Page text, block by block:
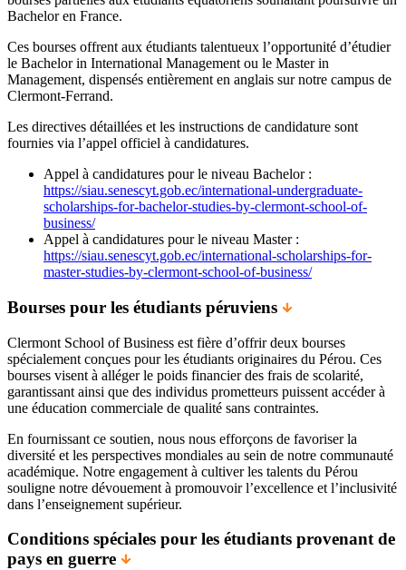
Bachelor en France.
Ces bourses offrent aux étudiants talentueux l’opportunité d’étudier
le Bachelor in International Management ou le Master in
Management, dispensés entièrement en anglais sur notre campus de
Clermont-Ferrand.
Les directives détaillées et les instructions de candidature sont
fournies via l’appel officiel à candidatures.
Appel à candidatures pour le niveau Bachelor :
https://siau.senescyt.gob.ec/international-undergraduate-
scholarships-for-bachelor-studies-by-clermont-school-of-
business/
Appel à candidatures pour le niveau Master :
https://siau.senescyt.gob.ec/international-scholarships-for-
master-studies-by-clermont-school-of-business/
Bourses pour les étudiants péruviens
Clermont School of Business est fière d’offrir deux bourses
spécialement conçues pour les étudiants originaires du Pérou. Ces
bourses visent à alléger le poids financier des frais de scolarité,
garantissant ainsi que des individus prometteurs puissent accéder à
une éducation commerciale de qualité sans contraintes.
En fournissant ce soutien, nous nous efforçons de favoriser la
diversité et les perspectives mondiales au sein de notre communauté
académique. Notre engagement à cultiver les talents du Pérou
souligne notre dévouement à promouvoir l’excellence et l’inclusivité
dans l’enseignement supérieur.
Conditions spéciales pour les étudiants provenant de
pays en guerre